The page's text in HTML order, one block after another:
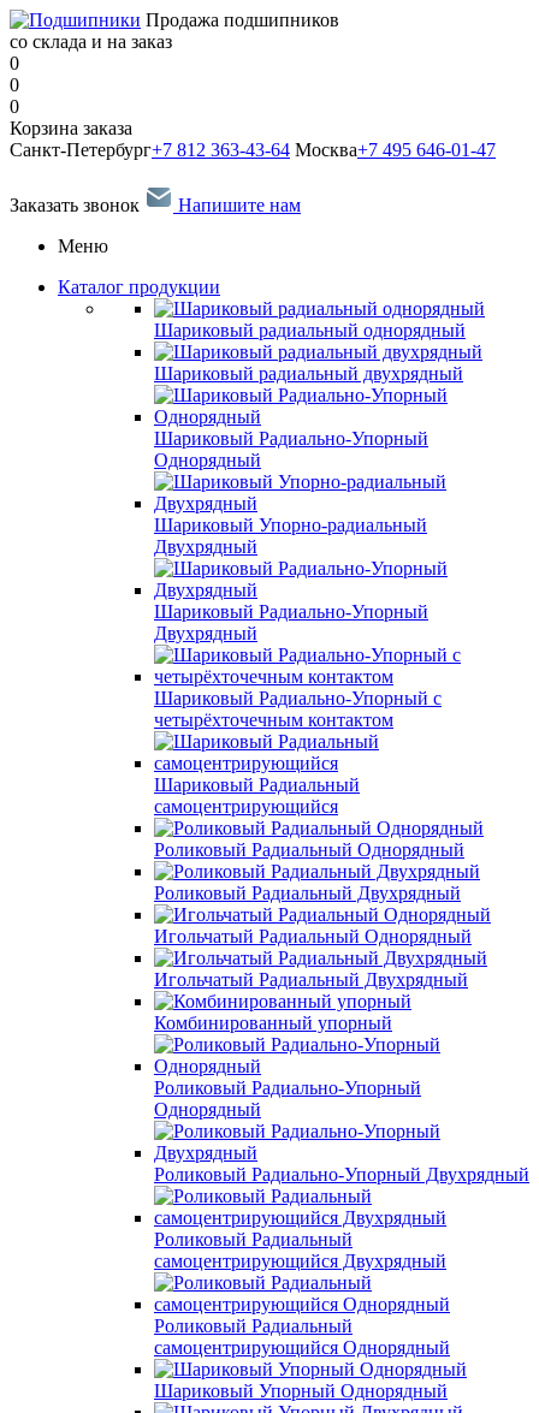
Продажа подшипников
со склада и на заказ
0
0
0
Корзина заказа
Санкт-Петербург+7 812 363-43-64 Москва+7 495 646-01-47
Заказать звонок
Напишите нам
Меню
Каталог продукции
Шариковый радиальный однорядный
Шариковый радиальный двухрядный
Шариковый Радиально-Упорный
Однорядный
Шариковый Упорно-радиальный
Двухрядный
Шариковый Радиально-Упорный
Двухрядный
Шариковый Радиально-Упорный с
четырёхточечным контактом
Шариковый Радиальный
самоцентрирующийся
Роликовый Радиальный Однорядный
Роликовый Радиальный Двухрядный
Игольчатый Радиальный Однорядный
Игольчатый Радиальный Двухрядный
Комбинированный упорный
Роликовый Радиально-Упорный
Однорядный
Роликовый Радиально-Упорный Двухрядный
Роликовый Радиальный
самоцентрирующийся Двухрядный
Роликовый Радиальный
самоцентрирующийся Однорядный
Шариковый Упорный Однорядный